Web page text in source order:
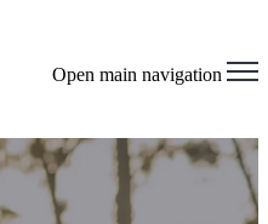
Open main navigation